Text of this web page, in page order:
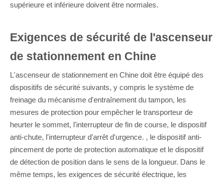
supérieure et inférieure doivent être normales.
Exigences de sécurité de l'ascenseur
de stationnement en Chine
L'ascenseur de stationnement en Chine doit être équipé des
dispositifs de sécurité suivants, y compris le système de
freinage du mécanisme d'entraînement du tampon, les
mesures de protection pour empêcher le transporteur de
heurter le sommet, l'interrupteur de fin de course, le dispositif
anti-chute, l'interrupteur d'arrêt d'urgence. , le dispositif anti-
pincement de porte de protection automatique et le dispositif
de détection de position dans le sens de la longueur. Dans le
même temps, les exigences de sécurité électrique, les